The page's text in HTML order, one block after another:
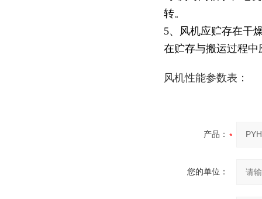
转。
5、风机应贮存在干
在贮存与搬运过程
风机性能参数表：
产品：
您的单位：